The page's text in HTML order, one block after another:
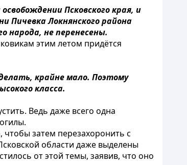
Псковского края, и
Пичевка Локнянского района
народа, не перенесены.
этим летом придётся
крайне мало. Поэтому
класса.
Ведь даже всего одна
затем перезахоронить с
области даже выделены
от этой темы, заявив, что оно